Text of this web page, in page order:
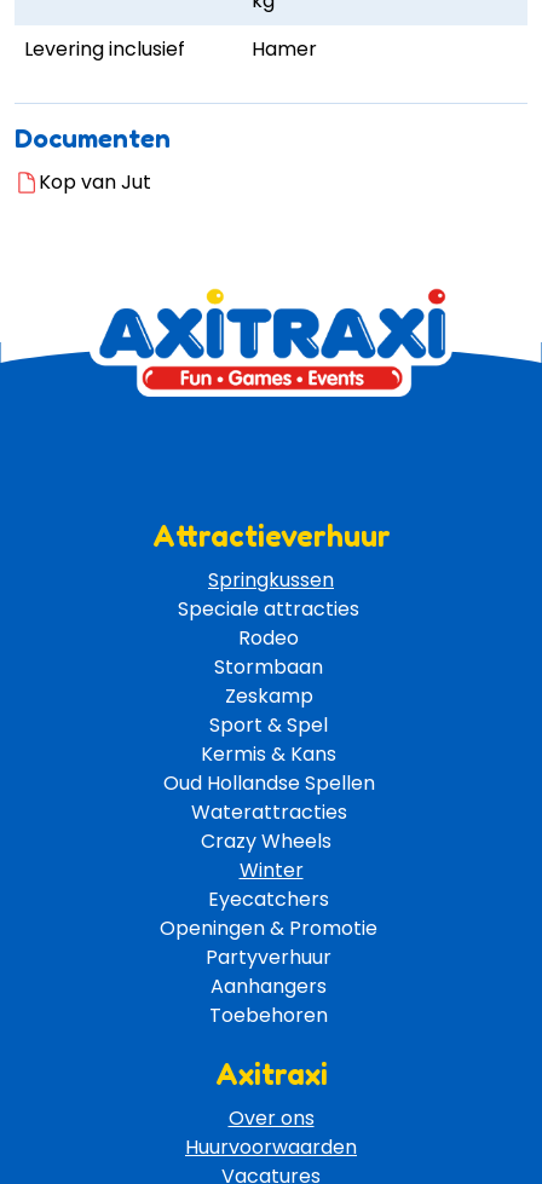
Levering inclusief
Hamer
Documenten
Kop van Jut
Attractieverhuur
Springkussen
Speciale attracties
Rodeo
Stormbaan
Zeskamp
Sport & Spel
Kermis & Kans
Oud Hollandse Spellen
Waterattracties
Crazy Wheels
Winter
Eyecatchers
Openingen & Promotie
Partyverhuur
Aanhangers
Toebehoren
Axitraxi
Over ons
Huurvoorwaarden
Vacatures